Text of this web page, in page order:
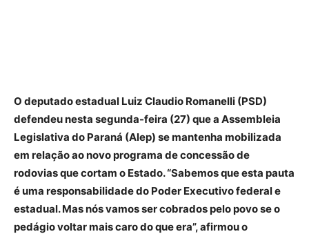
O deputado estadual Luiz Claudio Romanelli (PSD)
defendeu nesta segunda-feira (27) que a Assembleia
Legislativa do Paraná (Alep) se mantenha mobilizada
em relação ao novo programa de concessão de
rodovias que cortam o Estado. “Sabemos que esta pauta
é uma responsabilidade do Poder Executivo federal e
estadual. Mas nós vamos ser cobrados pelo povo se o
pedágio voltar mais caro do que era”, afirmou o